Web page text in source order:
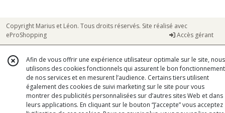
Copyright Marius et Léon. Tous droits réservés. Site réalisé avec
eProShopping
Accès gérant
Afin de vous offrir une expérience utilisateur optimale sur le site, nous
utilisons des cookies fonctionnels qui assurent le bon fonctionnement
de nos services et en mesurent l’audience. Certains tiers utilisent
également des cookies de suivi marketing sur le site pour vous
montrer des publicités personnalisées sur d’autres sites Web et dans
leurs applications. En cliquant sur le bouton “J’accepte” vous acceptez